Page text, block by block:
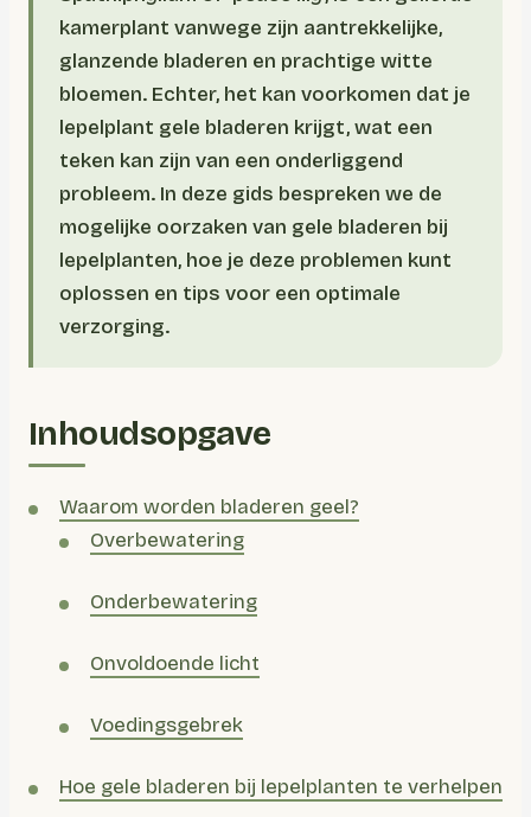
kamerplant vanwege zijn aantrekkelijke,
glanzende bladeren en prachtige witte
bloemen. Echter, het kan voorkomen dat je
lepelplant gele bladeren krijgt, wat een
teken kan zijn van een onderliggend
probleem. In deze gids bespreken we de
mogelijke oorzaken van gele bladeren bij
lepelplanten, hoe je deze problemen kunt
oplossen en tips voor een optimale
verzorging.
Inhoudsopgave
Waarom worden bladeren geel?
Overbewatering
Onderbewatering
Onvoldoende licht
Voedingsgebrek
Hoe gele bladeren bij lepelplanten te verhelpen